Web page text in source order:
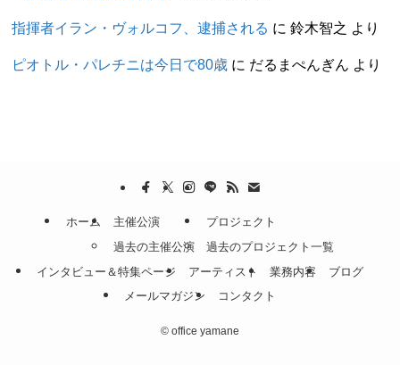
指揮者イラン・ヴォルコフ、逮捕される に鈴木智之 より
ピオトル・パレチニは今日で80歳 に だるまぺんぎん より
ホーム
主催公演
過去の主催公演
プロジェクト
過去のプロジェクト一覧
インタビュー＆特集ページ
アーティスト 業務内容
ブログ
メールマガジン
コンタクト
© office yamane